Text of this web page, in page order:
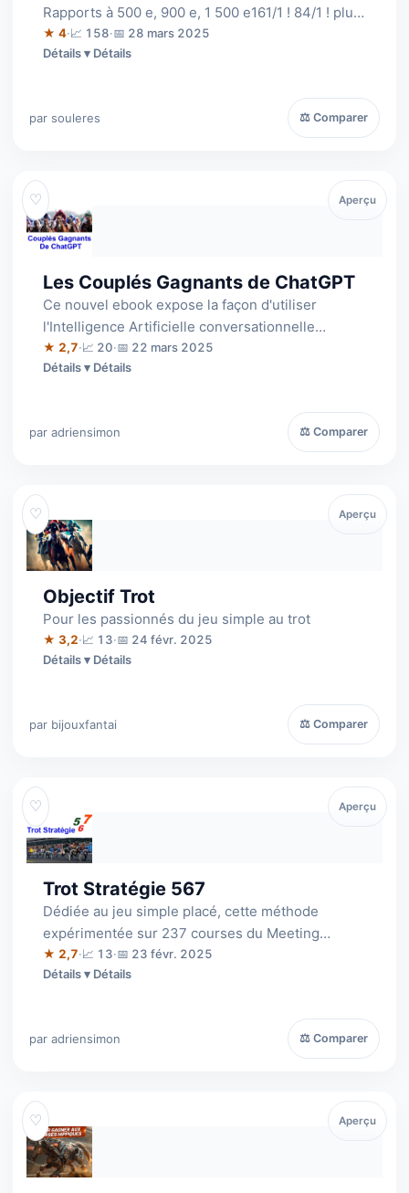
Rapports à 500 e, 900 e, 1 500 e161/1 ! 84/1 ! plus
de 1 500 euros sur un seul ticket.4…
★ 4·📈 158·📅 28 mars 2025
Détails
par souleres ⚖ Comparer
♡
Les Couplés Gagnants de ChatGPT
Ce nouvel ebook expose la façon d'utiliser
l'Intelligence Artificielle conversationnelle
ChatGPT pour toucher des couplés gagnant…
★ 2,7·📈 20·📅 22 mars 2025
Détails
par adriensimon ⚖ Comparer
Aperçu
♡
Objectif Trot
Pour les passionnés du jeu simple au trot
★ 3,2·📈 13·📅 24 févr. 2025
Détails
par bijouxfantai ⚖ Comparer
Aperçu
♡
Trot Stratégie 567
Dédiée au jeu simple placé, cette méthode
expérimentée sur 237 courses du Meeting
d'hiver 2023 atteint une réussite de 50 % et dé…
★ 2,7·📈 13·📅 23 févr. 2025
Détails
par adriensimon ⚖ Comparer
Aperçu
♡ Aperçu